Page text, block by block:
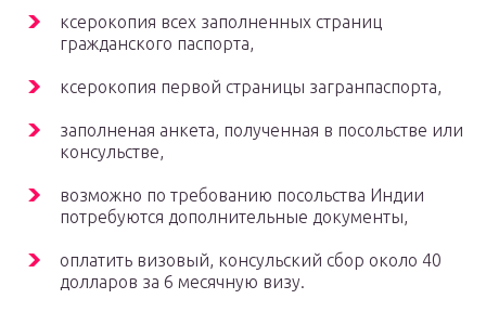
ксерокопия всех заполненных страниц
гражданского паспорта,
ксерокопия первой страницы загранпаспорта,
заполненая анкета, полученная в посольстве или
консульстве,
возможно по требованию посольства Индии
потребуются дополнительные документы,
оплатить визовый, консульский сбор около 40
долларов за 6 месячную визу.